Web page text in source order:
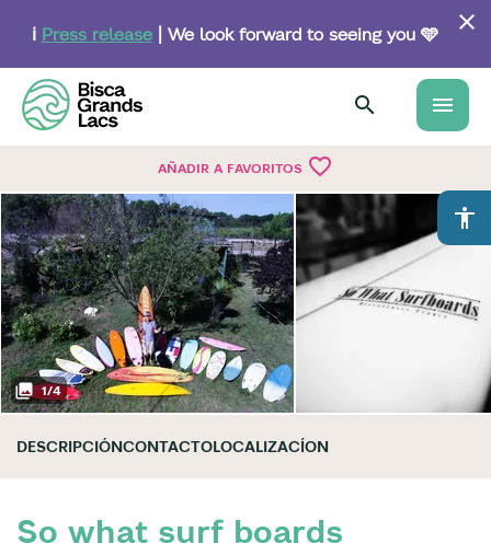
content
ℹ️ Press release| We look forward to seeing you 🩵
menu
AÑADIR A FAVORITOS favorite_border
accessibility
1/4
DESCRIPCIÓNCONTACTOLOCALIZACÍON
So what surf boards